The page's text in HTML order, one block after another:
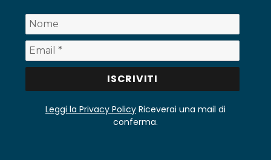
Leggi la Privacy Policy Riceverai una mail di
conferma.